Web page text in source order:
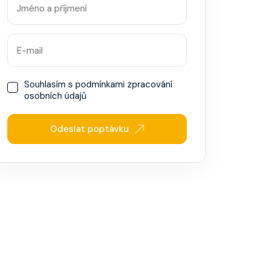
Souhlasím spodmínkami zpracování
osobních údajů
Odeslat poptávku